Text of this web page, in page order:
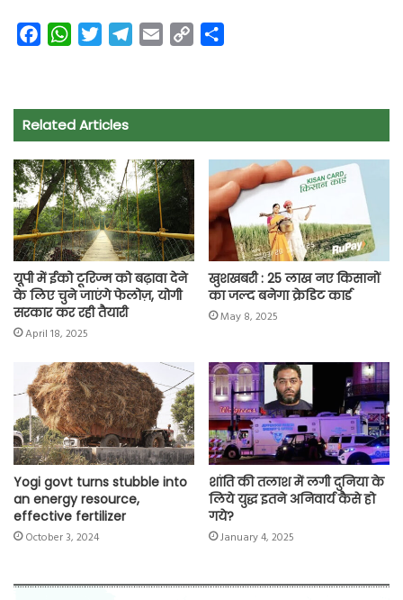
e
b
o
k
W
t
s
p
p
t
t
r
e
a
m
i
y
k
r
Related Articles
यूपी में ईको टूरिज्म को बढ़ावा देने
के लिए चुने जाएंगे फेलोज़, योगी
सरकार कर रही तैयारी
April 18, 2025
खुशखबरी : 25 लाख नए किसानों
का जल्द बनेगा क्रेडिट कार्ड
May 8, 2025
Yogi govt turns stubble into
an energy resource,
effective fertilizer
October 3, 2024
शांति की तलाश में लगी दुनिया के
लिये युद्ध इतने अनिवार्य कैसे हो
गये?
January 4, 2025